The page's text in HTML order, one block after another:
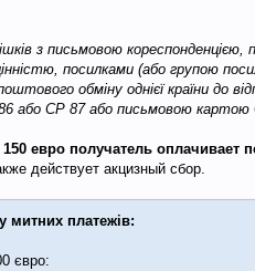
з письмовою
посилками (або групою
обміну однієї країни до
або СР 87 або письмовою картою
евро получатель
действует акцизный сбор.
митних платежів:
євро: